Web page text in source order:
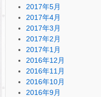
2017年5月
2017年4月
2017年3月
2017年2月
2017年1月
2016年12月
2016年11月
2016年10月
2016年9月